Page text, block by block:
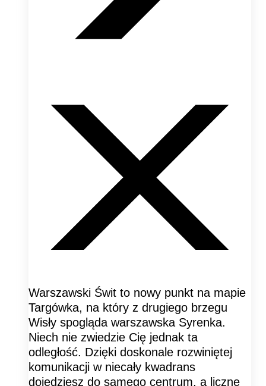
Warszawski Świt to nowy punkt na mapie
Targówka, na który z drugiego brzegu
Wisły spogląda warszawska Syrenka.
Niech nie zwiedzie Cię jednak ta
odległość. Dzięki doskonale rozwiniętej
komunikacji w niecały kwadrans
dojedziesz do samego centrum, a liczne